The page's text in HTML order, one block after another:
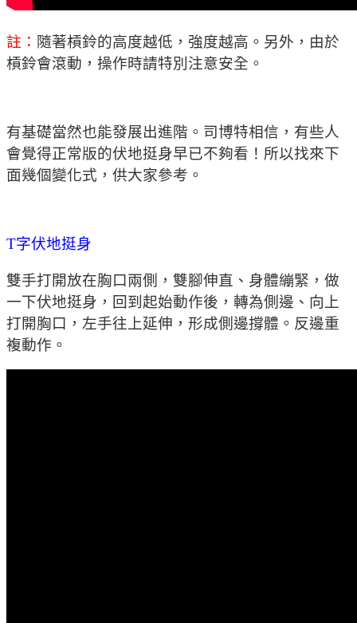
註： 隨著槓鈴的高度越低，強度越高。另外，由於
槓鈴會滾動，操作時請特別注意安全。
有基礎當然也能發展出進階。司博特相信，有些人
會覺得正常版的伏地挺身早已不夠看！所以找來下
面幾個變化式，供大家參考。
T字伏地挺身
雙手打開放在胸口兩側，雙腳伸直、身體繃緊，做
一下伏地挺身，回到起始動作後，轉為側邊、向上
打開胸口，左手往上延伸，形成側邊撐體。反邊重
複動作。